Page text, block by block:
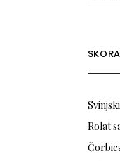
Rolat